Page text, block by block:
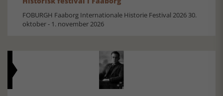
FOBURGH Faaborg Internationale Historie Festival 2026 30.
oktober - 1. november 2026